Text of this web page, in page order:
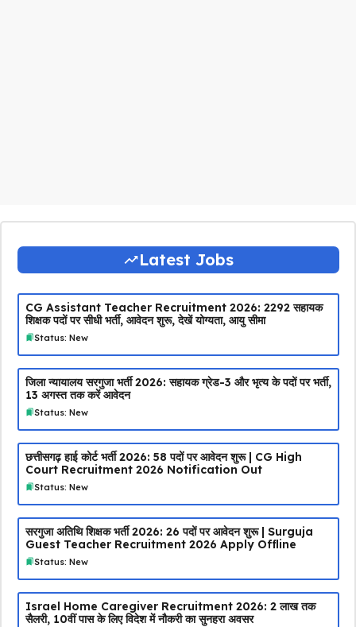
Latest Jobs
CG Assistant Teacher Recruitment 2026: 2292 सहायक
शिक्षक पदों पर सीधी भर्ती, आवेदन शुरू, देखें योग्यता, आयु सीमा
Status: New
जिला न्यायालय सरगुजा भर्ती 2026: सहायक ग्रेड-3 और भृत्य के पदों पर भर्ती,
13 अगस्त तक करें आवेदन
Status: New
छत्तीसगढ़ हाई कोर्ट भर्ती 2026: 58 पदों पर आवेदन शुरू | CG High
Court Recruitment 2026 Notification Out
Status: New
सरगुजा अतिथि शिक्षक भर्ती 2026: 26 पदों पर आवेदन शुरू | Surguja
Guest Teacher Recruitment 2026 Apply Offline
Status: New
Israel Home Caregiver Recruitment 2026: ₹2 लाख तक
सैलरी, 10वीं पास के लिए विदेश में नौकरी का सुनहरा अवसर